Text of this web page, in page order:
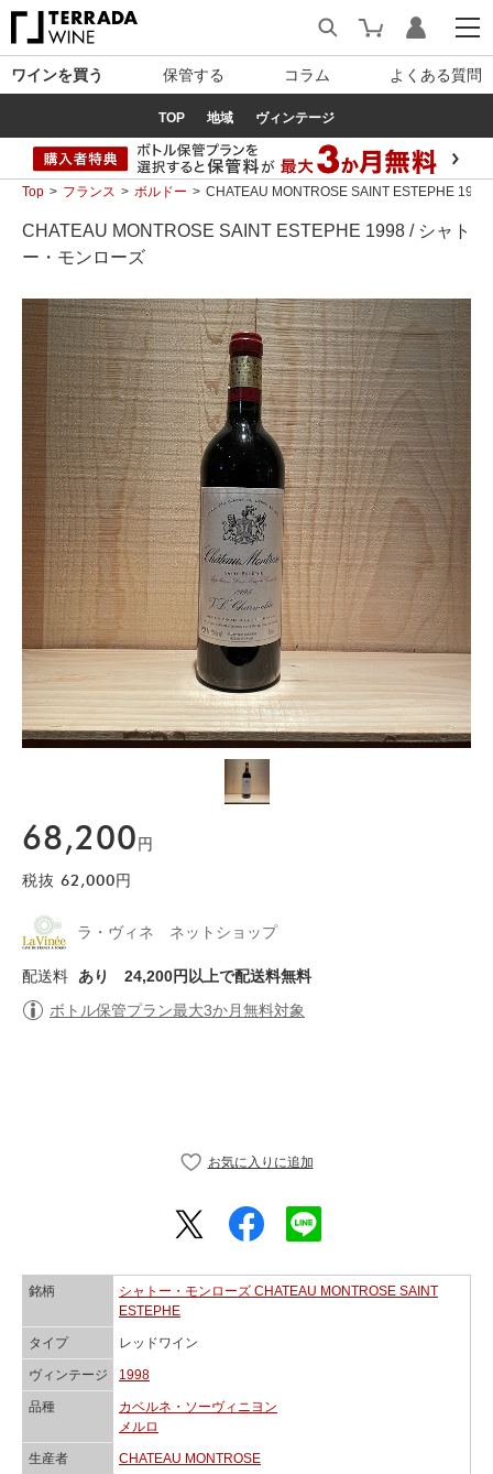
ワインを買う 保管する コラム よくある質問
TOP 地域 ヴィンテージ
Top フランス ボルドー CHATEAU MONTROSE SAINT ESTEPHE
CHATEAU MONTROSE SAINT ESTEPHE 1998 / シャト
ー・モンローズ
68,200 円
税抜 62,000 円
ラ・ヴィネ ネットショップ
配送料 あり
24,200円以上で配送料無料
ボトル保管プラン最大3か月無料対象
銘柄
シャトー・モンローズ CHATEAU MONTROSE SAINT
ESTEPHE
タイプ レッドワイン
ヴィンテージ 1998
品種
カベルネ・ソーヴィニヨン
メルロ
生産者 CHATEAU MONTROSE